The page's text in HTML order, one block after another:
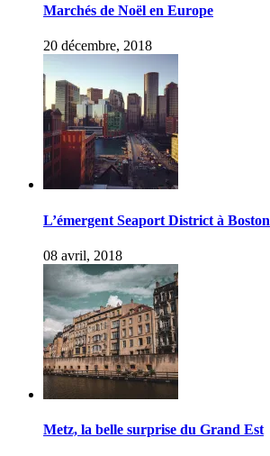
Marchés de Noël en Europe
20 décembre, 2018
L’émergent Seaport District à Boston
08 avril, 2018
Metz, la belle surprise du Grand Est